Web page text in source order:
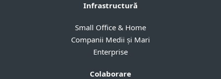
Infrastructură
Small Office & Home
Companii Medii și Mari
Enterprise
Colaborare